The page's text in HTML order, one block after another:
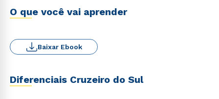
O que você vai aprender
Baixar Ebook
Diferenciais Cruzeiro do Sul